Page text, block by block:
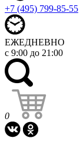
+7 (495) 799-85-55
ЕЖЕДНЕВНО
с 9:00 до 21:00
0